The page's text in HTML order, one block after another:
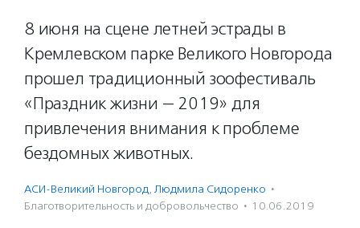
8 июня на сцене летней эстрады в
Кремлевском парке Великого Новгорода
прошел традиционный зоофестиваль
«Праздник жизни — 2019» для
привлечения внимания к проблеме
бездомных животных.
АСИ-Великий Новгород, Людмила Сидоренко ·
Благотвори­тель­ность и доброволь­чест­во · 10.06.2019